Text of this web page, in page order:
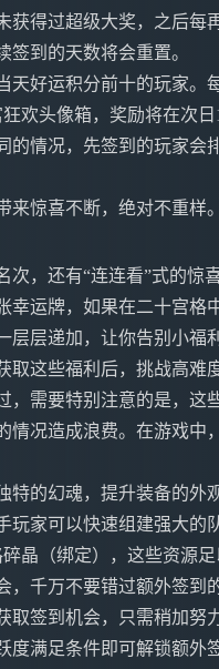
获得过超级大奖，之后每
签到的天数将会重置。
天好运积分前十的玩家。
欢头像箱，奖励将在次
的情况，先签到的玩家会
惊喜不断，绝对不重样。
，还有“连连看”式的惊
幸运牌，如果在二十宫格
层递加，让你告别小福
取这些福利后，挑战高难
，需要特别注意的是，这
情况造成浪费。在游戏中
特的幻魂，提升装备的外
玩家可以快速组建强大的
晶（绑定），这些资源
千万不要错过额外签到
取签到机会，只需稍加努
度满足条件即可解锁额外